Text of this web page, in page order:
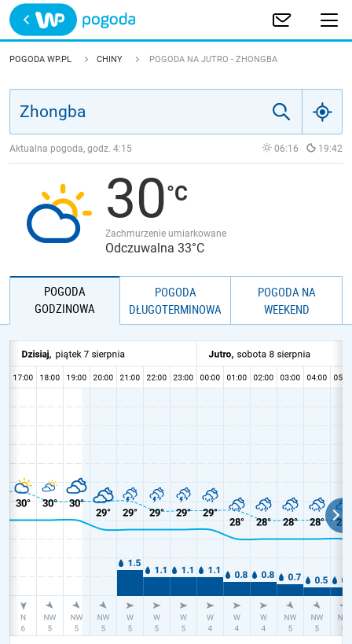
Trwa ładowanie
POLSKA
JAKOŚĆ POWIETRZA
POGODA WP.PL CHINY POGODA NA JUTRO - ZHONGBA
Aktualna pogoda, godz. 4:15 06:16 19:42
30
Zachmurzenie umiarkowane
Odczuwalna 33°C
POGODA
GODZINOWA
POGODA
DŁUGOTERMINOWA
POGODA NA
WEEKEND